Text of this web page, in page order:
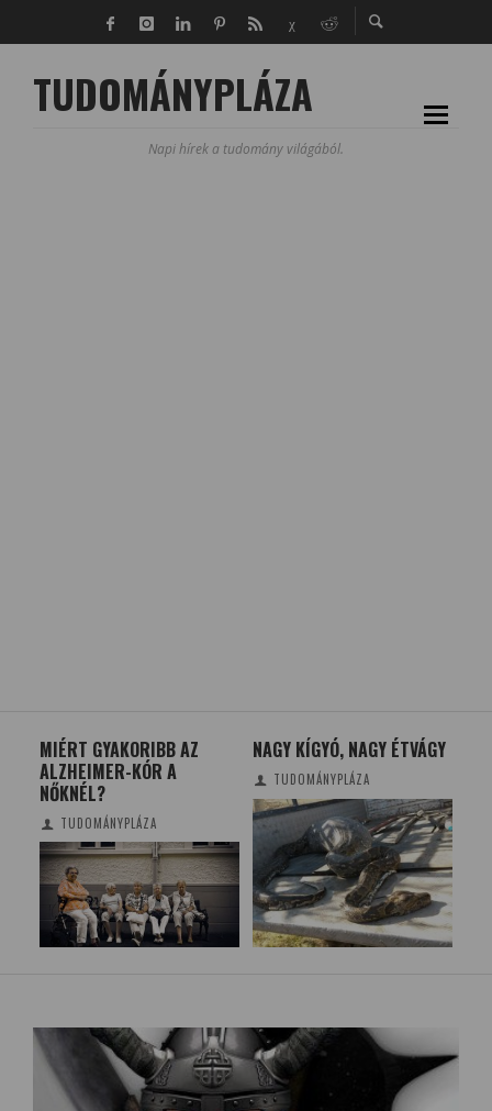
TUDOMÁNYPLÁZA
Napi hírek a tudomány világából.
MIÉRT GYAKORIBB AZ
ALZHEIMER-KÓR A
NŐKNÉL?
TUDOMÁNYPLÁZA
NAGY KÍGYÓ, NAGY ÉTVÁGY
TUDOMÁNYPLÁZA